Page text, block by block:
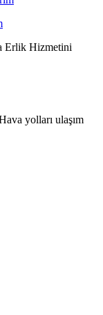
Erlik Hizmetini
yolları ulaşım